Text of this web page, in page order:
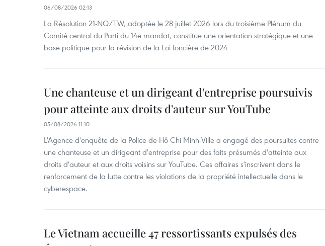
06/08/2026 02:13
La Résolution 21-NQ/TW, adoptée le 28 juillet 2026 lors du troisième Plénum du
Comité central du Parti du 14e mandat, constitue une orientation stratégique et une
base politique pour la révision de la Loi foncière de 2024
Une chanteuse et un dirigeant d'entreprise poursuivis
pour atteinte aux droits d'auteur sur YouTube
05/08/2026 11:10
L'Agence d'enquête de la Police de Hô Chi Minh-Ville a engagé des poursuites contre
une chanteuse et un dirigeant d'entreprise pour des faits présumés d'atteinte aux
droits d'auteur et aux droits voisins sur YouTube. Ces affaires s'inscrivent dans le
renforcement de la lutte contre les violations de la propriété intellectuelle dans le
cyberespace.
Le Vietnam accueille 47 ressortissants expulsés des